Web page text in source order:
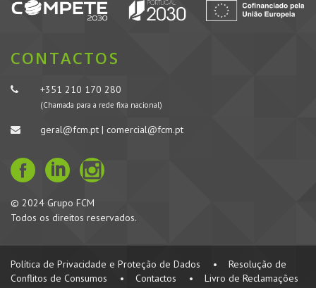
CONTACTOS
+351 210 170 280
(Chamada para a rede fixa nacional)
geral@fcm.pt | comercial@fcm.pt
© 2024 Grupo FCM
Todos os direitos reservados.
Política de Privacidade e Proteção de Dados •
Resolução de
Conflitos de Consumos
• Contactos • Livro de Reclamações